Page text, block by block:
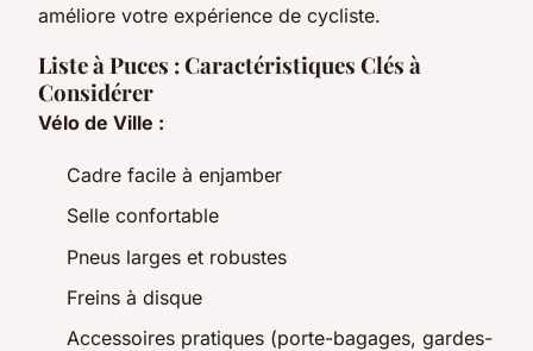
améliore votre expérience de cycliste.
Liste à Puces : Caractéristiques Clés à
Considérer
Vélo de Ville :
Cadre facile à enjamber
Selle confortable
Pneus larges et robustes
Freins à disque
Accessoires pratiques (porte-bagages, gardes-